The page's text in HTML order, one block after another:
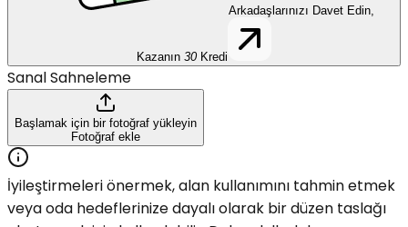
Arkadaşlarınızı Davet Edin,
Kazanın 30 Kredi
Sanal Sahneleme
Başlamak için bir fotoğraf yükleyin
Fotoğraf ekle
İyileştirmeleri önermek, alan kullanımını tahmin etmek
veya oda hedeflerinize dayalı olarak bir düzen taslağı